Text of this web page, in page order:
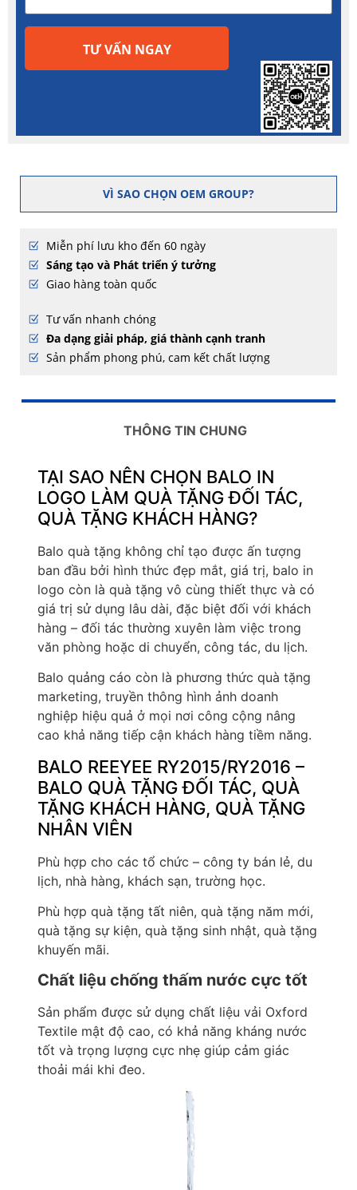
TƯ VẤN NGAY
VÌ SAO CHỌN OEM GROUP?
Miễn phí lưu kho đến 60 ngày
Sáng tạo và Phát triển ý tưởng
Giao hàng toàn quốc
Tư vấn nhanh chóng
Đa dạng giải pháp, giá thành cạnh tranh
Sản phẩm phong phú, cam kết chất lượng
THÔNG TIN CHUNG
TẠI SAO NÊN CHỌN BALO IN
LOGO LÀM QUÀ TẶNG ĐỐI TÁC,
QUÀ TẶNG KHÁCH HÀNG?
Balo quà tặng không chỉ tạo được ấn tượng
ban đầu bởi hình thức đẹp mắt, giá trị, balo in
logo còn là quà tặng vô cùng thiết thực và có
giá trị sử dụng lâu dài, đặc biệt đối với khách
hàng – đối tác thường xuyên làm việc trong
văn phòng hoặc di chuyển, công tác, du lịch.
Balo quảng cáo còn là phương thức quà tặng
marketing, truyền thông hình ảnh doanh
nghiệp hiệu quả ở mọi nơi công cộng nâng
cao khả năng tiếp cận khách hàng tiềm năng.
BALO REEYEE RY2015/RY2016 –
BALO QUÀ TẶNG ĐỐI TÁC, QUÀ
TẶNG KHÁCH HÀNG, QUÀ TẶNG
NHÂN VIÊN
Phù hợp cho các tổ chức – công ty bán lẻ, du
lịch, nhà hàng, khách sạn, trường học.
Phù hợp quà tặng tất niên, quà tặng năm mới,
quà tặng sự kiện, quà tặng sinh nhật, quà tặng
khuyến mãi.
Chất liệu chống thấm nước cực tốt
Sản phẩm được sử dụng chất liệu vải Oxford
Textile mật độ cao, có khả năng kháng nước
tốt và trọng lượng cực nhẹ giúp cảm giác
thoải mái khi đeo.